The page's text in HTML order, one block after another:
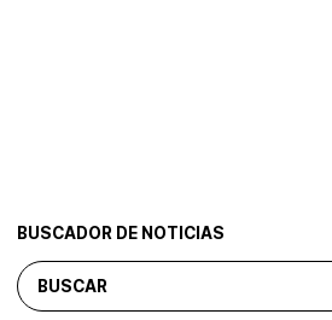
BUSCADOR DE NOTICIAS